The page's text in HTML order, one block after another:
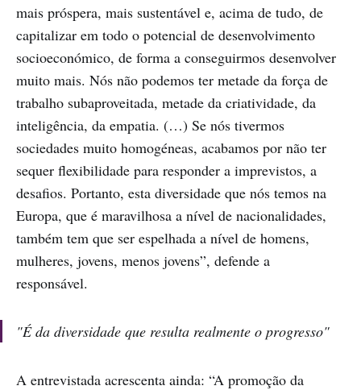
mais próspera, mais sustentável e, acima de tudo, de
capitalizar em todo o potencial de desenvolvimento
socioeconómico, de forma a conseguirmos desenvolver
muito mais. Nós não podemos ter metade da força de
trabalho subaproveitada, metade da criatividade, da
inteligência, da empatia. (…) Se nós tivermos
sociedades muito homogéneas, acabamos por não ter
sequer flexibilidade para responder a imprevistos, a
desafios. Portanto, esta diversidade que nós temos na
Europa, que é maravilhosa a nível de nacionalidades,
também tem que ser espelhada a nível de homens,
mulheres, jovens, menos jovens”, defende a
responsável.
"É da diversidade que resulta realmente o progresso"
A entrevistada acrescenta ainda: “A promoção da